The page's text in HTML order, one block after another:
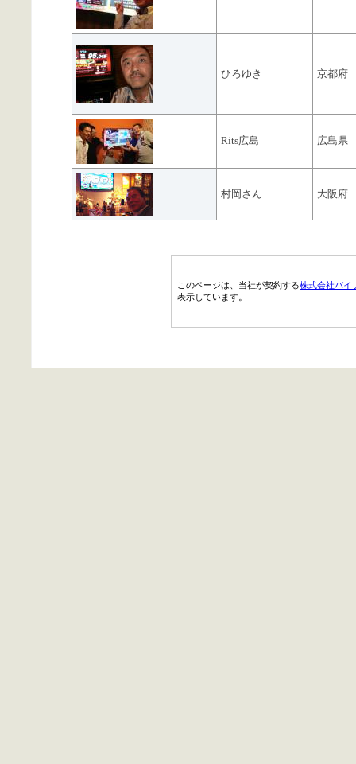
ひろゆき 京都府
Rits広島 広島県
村岡さん 大阪府
このページは、当社が契約する株式会社パイ
表示しています。